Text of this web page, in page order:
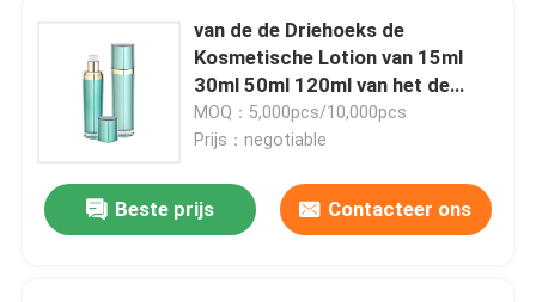
van de de Driehoeks de
Kosmetische Lotion van 15ml
30ml 50ml 120ml van het de
Flessenserum Lege Flessen met
Pomp
MOQ：5,000pcs/10,000pcs
Prijs：negotiable
Beste prijs Contacteer ons